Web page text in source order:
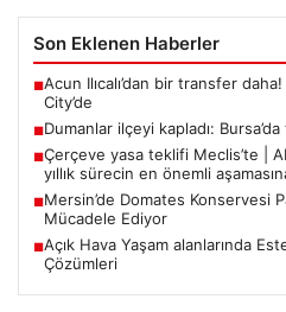
Son Eklenen Haberler
■Acun Ilıcalı’dan bir transfer
City’de
■Dumanlar ilçeyi kapladı:
■Çerçeve yasa teklifi Meclis’te |
yıllık sürecin en önemli
■Mersin’de Domates Konservesi
Mücadele Ediyor
■Açık Hava Yaşam alanlarında
Çözümleri